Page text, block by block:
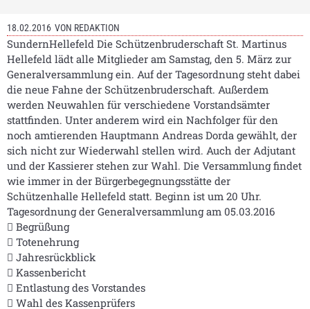
18.02.2016 VON REDAKTION
SundernHellefeld Die Schützenbruderschaft St. Martinus
Hellefeld lädt alle Mitglieder am Samstag, den 5. März zur
Generalversammlung ein. Auf der Tagesordnung steht dabei
die neue Fahne der Schützenbruderschaft. Außerdem
werden Neuwahlen für verschiedene Vorstandsämter
stattfinden. Unter anderem wird ein Nachfolger für den
noch amtierenden Hauptmann Andreas Dorda gewählt, der
sich nicht zur Wiederwahl stellen wird. Auch der Adjutant
und der Kassierer stehen zur Wahl. Die Versammlung findet
wie immer in der Bürgerbegegnungsstätte der
Schützenhalle Hellefeld statt. Beginn ist um 20 Uhr.
Tagesordnung der Generalversammlung am 05.03.2016
 Begrüßung
 Totenehrung
 Jahresrückblick
 Kassenbericht
 Entlastung des Vorstandes
 Wahl des Kassenprüfers